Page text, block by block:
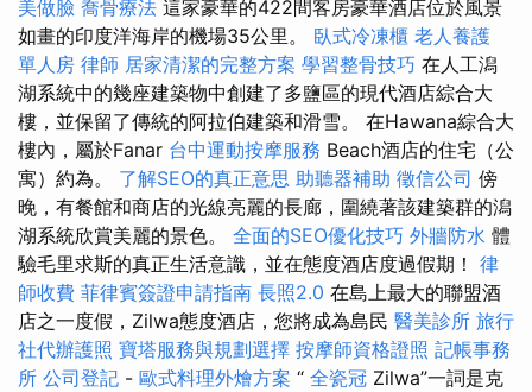
美做臉 喬骨療法 這家豪華的422間客房豪華酒店位於風景
如畫的印度洋海岸的機場35公里。 臥式冷凍櫃 老人養護
單人房 律師 居家清潔的完整方案 學習整骨技巧 在人工潟
湖系統中的幾座建築物中創建了多鹽區的現代酒店綜合大
樓，並保留了傳統的阿拉伯建築和滑雪。 在Hawana綜合大
樓內，屬於Fanar 台中運動按摩服務 Beach酒店的住宅（公
寓）約為。 了解SEO的真正意思 助聽器補助 徵信公司 傍
晚，有餐館和商店的光線亮麗的長廊，圍繞著該建築群的潟
湖系統欣賞美麗的景色。 全面的SEO優化技巧 外牆防水 體
驗毛里求斯的真正生活意識，並在態度酒店度過假期！ 律
師收費 菲律賓簽證申請指南 長照2.0 在島上最大的聯盟酒
店之一度假，Zilwa態度酒店，您將成為島民 醫美診所 旅行
社代辦護照 寶塔服務與規劃選擇 按摩師資格證照 記帳事務
所 公司登記 - 歐式料理外燴方案 “ 全瓷冠 Zilwa”一詞是克